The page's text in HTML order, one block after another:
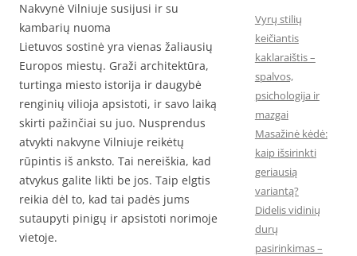
Nakvynė Vilniuje susijusi ir su
kambarių nuoma
Lietuvos sostinė yra vienas žaliausių
Europos miestų. Graži architektūra,
turtinga miesto istorija ir daugybė
renginių vilioja apsistoti, ir savo laiką
skirti pažinčiai su juo. Nusprendus
atvykti nakvyne Vilniuje reikėtų
rūpintis iš anksto. Tai nereiškia, kad
atvykus galite likti be jos. Taip elgtis
reikia dėl to, kad tai padės jums
sutaupyti pinigų ir apsistoti norimoje
vietoje.
Vyrų stilių
keičiantis
kaklaraištis –
spalvos,
psichologija ir
mazgai
Masažinė kėdė:
kaip išsirinkti
geriausią
variantą?
Didelis vidinių
durų
pasirinkimas –